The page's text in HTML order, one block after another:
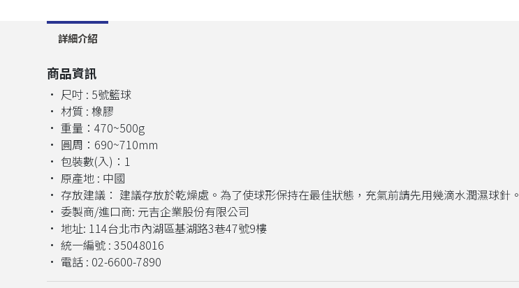
詳細介紹
商品資訊
• 尺吋 : 5號籃球
• 材質 : 橡膠
• 重量：470~500g
• 圓周：690~710mm
• 包裝數(入)：1
• 原產地 : 中國
• 存放建議： 建議存放於乾燥處。為了使球形保持在最佳狀態，充氣前請先用幾滴水潤濕球針。
• 委製商/進口商: 元吉企業股份有限公司
• 地址: 114台北市內湖區基湖路3巷47號9樓
• 統一編號 : 35048016
• 電話 : 02-6600-7890